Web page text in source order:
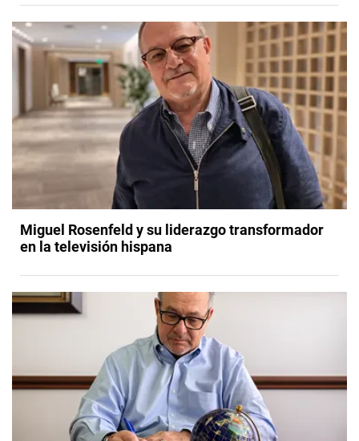
Miguel Rosenfeld y su liderazgo transformador
en la televisión hispana